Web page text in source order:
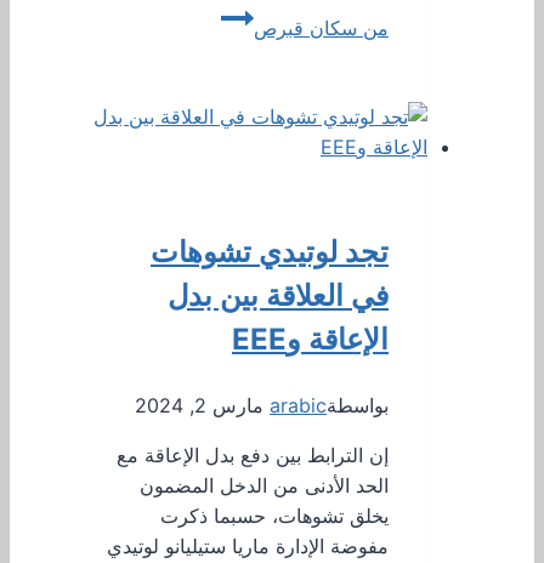
من سكان قبرص
تجد لوتيدي تشوهات
في العلاقة بين بدل
الإعاقة وEEE
بواسطةarabic مارس 2, 2024
إن الترابط بين دفع بدل الإعاقة مع
الحد الأدنى من الدخل المضمون
يخلق تشوهات، حسبما ذكرت
مفوضة الإدارة ماريا ستيليانو لوتيدي